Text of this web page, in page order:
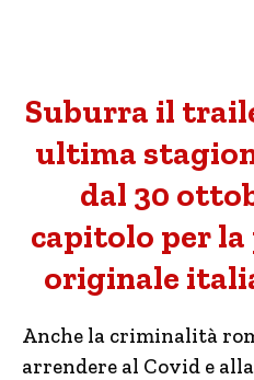
Suburra il
ultima
dal 30
capitolo per
originale
Anche la criminalità
arrendere al Covid e